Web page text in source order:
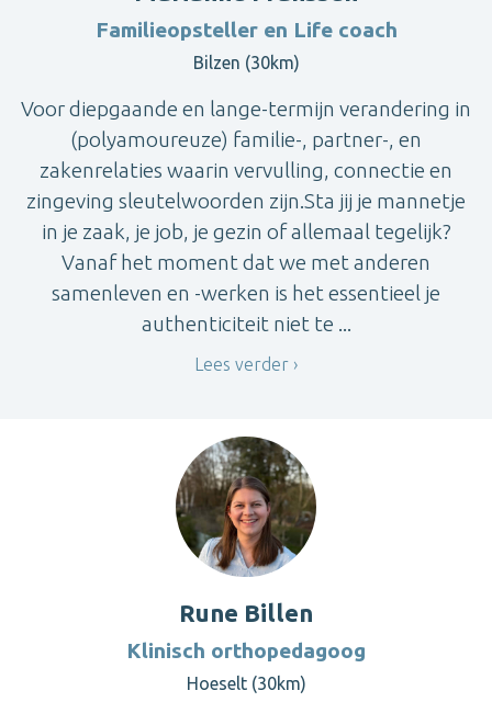
Familieopsteller en Life coach
Bilzen (30km)
Voor diepgaande en lange-termijn verandering in
(polyamoureuze) familie-, partner-, en
zakenrelaties waarin vervulling, connectie en
zingeving sleutelwoorden zijn.Sta jij je mannetje
in je zaak, je job, je gezin of allemaal tegelijk?
Vanaf het moment dat we met anderen
samenleven en -werken is het essentieel je
authenticiteit niet te ...
Lees verder
Rune Billen
Klinisch orthopedagoog
Hoeselt (30km)